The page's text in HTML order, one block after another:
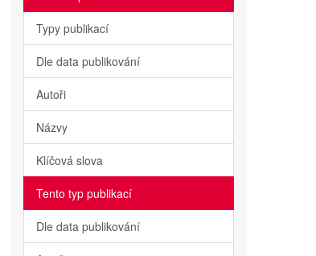
Typy publikací
Dle data publikování
Autoři
Názvy
Klíčová slova
Tento typ publikací
Dle data publikování